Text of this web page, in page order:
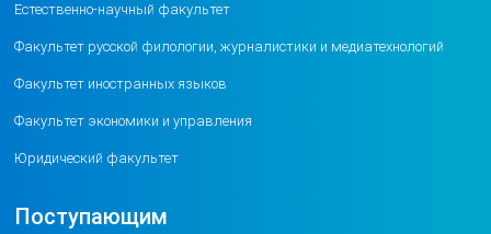
Естественно-научный факультет
Факультет русской филологии, журналистики и медиатехнологий
Факультет иностранных языков
Факультет экономики и управления
Юридический факультет
Поступающим